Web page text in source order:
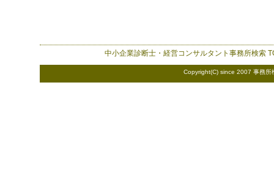
中小企業診断士・経営コンサルタント事務所検索
Copyright(C) since 2007 事務所